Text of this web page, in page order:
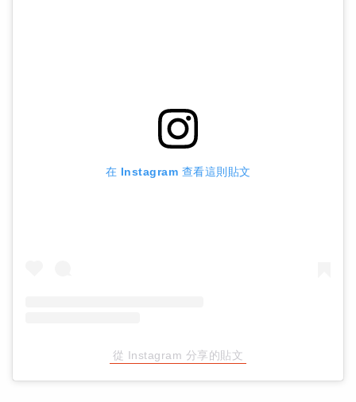
在 Instagram 查看這則貼文
從 Instagram 分享的貼文